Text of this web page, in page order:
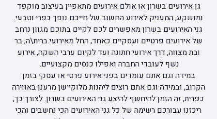
גן אירועים בשרון או אולם אירועים מתאפיין בעיצוב מוקפד
ומושקע, המעניק לאירוע החשוב של חייכם נופך כפרי וטבעי.
גני האירועים בשרון מאפשרים לכם לקיים בתוכם מגוון נרחב
של אירועים פרטיים ועסקיים כאחד, החל מאירועי ברית\ה, בר
ובת מצווה, דרך אירועי חתונה ועד לקיום ערבי השקה, אירוע
נשף לעובדי החברה ואפילו כנסים מקצועיים.
במידה וגם אתם עומדים בפני אירוע פרטי או עסקי בזמן
הקרוב, ובמידה וגם אתם רוצים ליהנות מלוקיישן מרענן באווירה
כפרית, זה הזמן להיחשף להיצע גני האירועים בשרון. לצורך כך,
ריכזנו עבורכם רשימה של כל גני האירועים הכי נחשבים והכי